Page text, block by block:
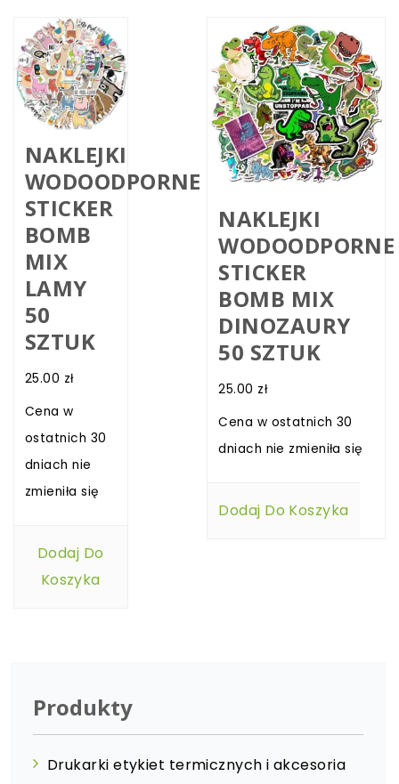
NAKLEJKI
WODOODPORNE
STICKER
BOMB
MIX
LAMY
50
SZTUK
25.00 zł
Cena w
ostatnich 30
dniach nie
zmieniła się
Dodaj Do
Koszyka
NAKLEJKI
WODOODPORNE
STICKER
BOMB MIX
DINOZAURY
50 SZTUK
25.00 zł
Cena w ostatnich 30
dniach nie zmieniła się
Dodaj Do Koszyka
Produkty
Drukarki etykiet termicznych i akcesoria